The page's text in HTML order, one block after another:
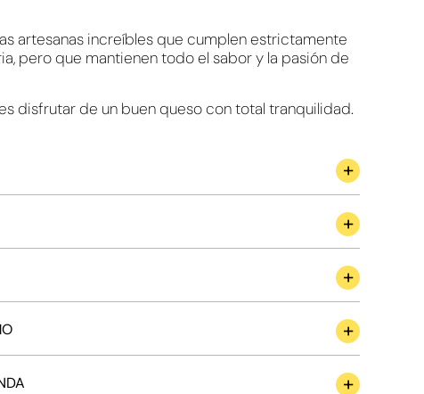
artesanas increíbles que cumplen estrictamente
pero que mantienen todo el sabor y la pasión de
disfrutar de un buen queso con total tranquilidad.